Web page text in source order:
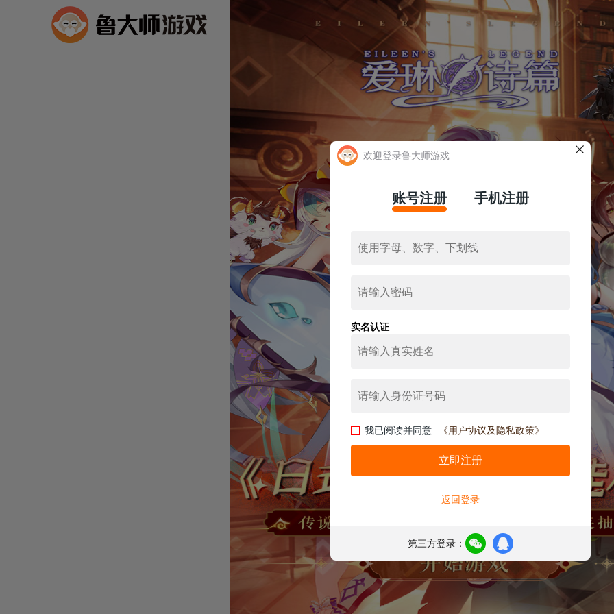
欢迎登录鲁大师游戏
账号注册 手机注册
实名认证
我已阅读并同意 《用户协议及隐私政策》
立即注册
返回登录
第三方登录：